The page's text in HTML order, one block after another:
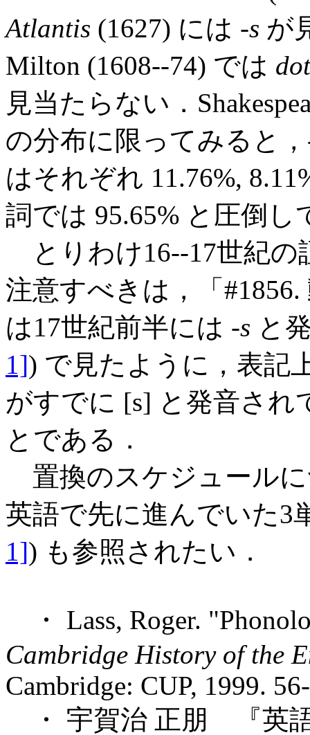
Atlantis (1627) には -s が
Milton (1608--74) では
見当たらない．
の分布に限ってみると
はそれぞれ 11.76%,
詞では 95.65% と圧倒し
とりわけ16--17世紀の
注意すべきは，「
は17世紀前半には -s と
1]) で見たように，表記
がすでに [s] と発音され
とである．
置換のスケジュールに
英語で先に進んでいた3
1]) も参照されたい．
・ Lass, Roger.
Cambridge History of the
Cambridge: CUP, 1999.
・ 宇賀治 正朋 『英